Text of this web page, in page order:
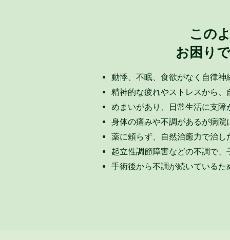
この
お困り
動悸、不眠、食欲がなく自律神
精神的な疲れやストレスから
めまいがあり、日常生活に支障
身体の痛みや不調があるが病
薬に頼らず、自然治癒力で治し
起立性調節障害などの不調で
手術後から不調が続いている